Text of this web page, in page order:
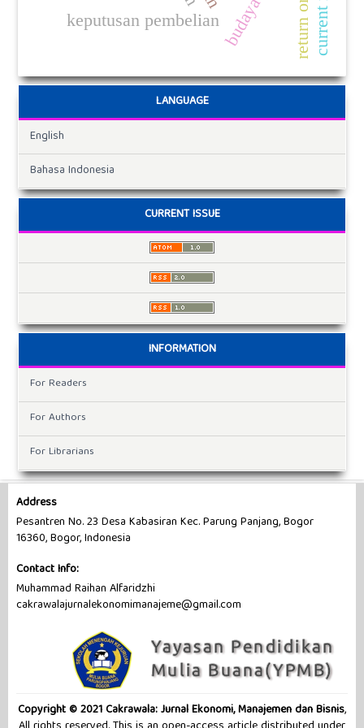
keputusan pembelian
LANGUAGE
English
Bahasa Indonesia
CURRENT ISSUE
INFORMATION
For Readers
For Authors
For Librarians
Address
Pesantren No. 23 Desa Kabasiran Kec. Parung Panjang, Bogor
16360, Bogor, Indonesia
Contact Info:
Muhammad Raihan Alfaridzhi
cakrawalajurnalekonomimanajeme@gmail.com
Copyright © 2021 Cakrawala: Jurnal Ekonomi, Manajemen dan Bisnis,